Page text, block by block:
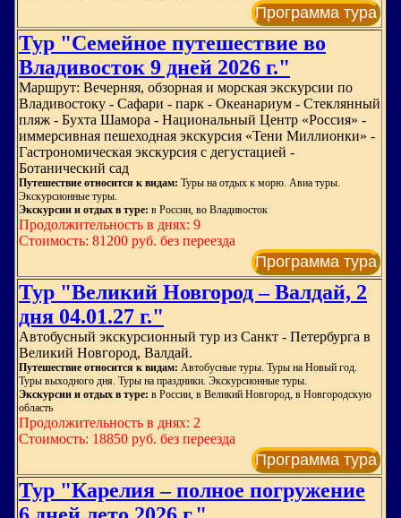
Программа тура
Тур "Семейное путешествие во
Владивосток 9 дней 2026 г."
Маршрут: Вечерняя, обзорная и морская экскурсии по
Владивостоку - Сафари - парк - Океанариум - Стеклянный
пляж - Бухта Шамора - Национальный Центр «Россия» -
иммерсивная пешеходная экскурсия «Тени Миллионки» -
Гастрономическая экскурсия с дегустацией -
Ботанический сад
Путешествие относится к видам: Туры на отдых к морю. Авиа туры.
Экскурсионные туры.
Экскурсии и отдых в туре: в России, во Владивосток
Продолжительность в днях: 9
Стоимость: 81200 руб. без переезда
Программа тура
Тур "Великий Новгород – Валдай, 2
дня 04.01.27 г."
Автобусный экскурсионный тур из Санкт - Петербурга в
Великий Новгород, Валдай.
Путешествие относится к видам: Автобусные туры. Туры на Новый год.
Туры выходного дня. Туры на праздники. Экскурсионные туры.
Экскурсии и отдых в туре: в России, в Великий Новгород, в Новгородскую
область
Продолжительность в днях: 2
Стоимость: 18850 руб. без переезда
Программа тура
Тур "Карелия – полное погружение